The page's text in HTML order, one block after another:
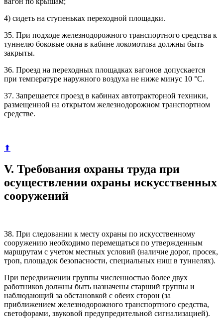
4) сидеть на ступеньках переходной площадки.
35. При подходе железнодорожного транспортного средства к
туннелю боковые окна в кабине локомотива должны быть
закрыты.
36. Проезд на переходных площадках вагонов допускается
при температуре наружного воздуха не ниже минус 10 °C.
37. Запрещается проезд в кабинах автотракторной техники,
размещенной на открытом железнодорожном транспортном
средстве.
⬆
V. Требования охраны труда при
осуществлении охраны искусственных
сооружений
38. При следовании к месту охраны по искусственному
сооружению необходимо перемещаться по утвержденным
маршрутам с учетом местных условий (наличие дорог, просек,
троп, площадок безопасности, специальных ниш в туннелях).
При передвижении группы численностью более двух
работников должны быть назначены старший группы и
наблюдающий за обстановкой с обеих сторон (за
приближением железнодорожного транспортного средства,
светофорами, звуковой предупредительной сигнализацией).